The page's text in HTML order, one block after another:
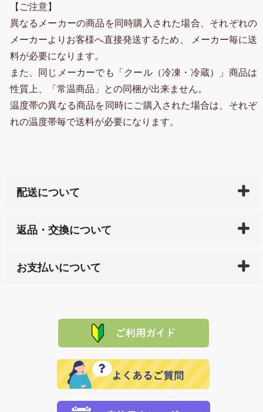
【ご注意】
異なるメーカーの商品を同時購入された場合、それぞれの
メーカーよりお客様へ直接発送するため、 メーカー毎に送
料が必要になります。
また、同じメーカーでも「クール（冷凍・冷蔵）」商品は
性質上、「常温商品」との同梱が出来ません。
温度帯の異なる商品を同時にご購入された場合は、それぞ
れの温度帯毎で送料が必要になります。
配送について
天ペイ」の方はご注文受付後）、 長崎県下全域に点在
サイト内で購入された商品の送料は、こちらの
全国送
れの生産メーカーからお客様の元へ直送いたしますの
で、 それぞれ個別に送料が必要になります。
返品・交換について
または配送途中の 事故などで不都合が生じている場合
品代金を返金いたします。）
その際は誠に申し訳ありませんが、当協会までご注文
願いいたします。
お支払いについて
た場合、お客様からの ご入金を確認した後で、商品を
※「クレジットカード」「PayPay」「楽天ペイ」を指
定された場合は、準備出来次第の便にてお送りいたし
ます。 （到着日指定をされている場合は、ご指定の日
程に合わせてお届けいたします。）